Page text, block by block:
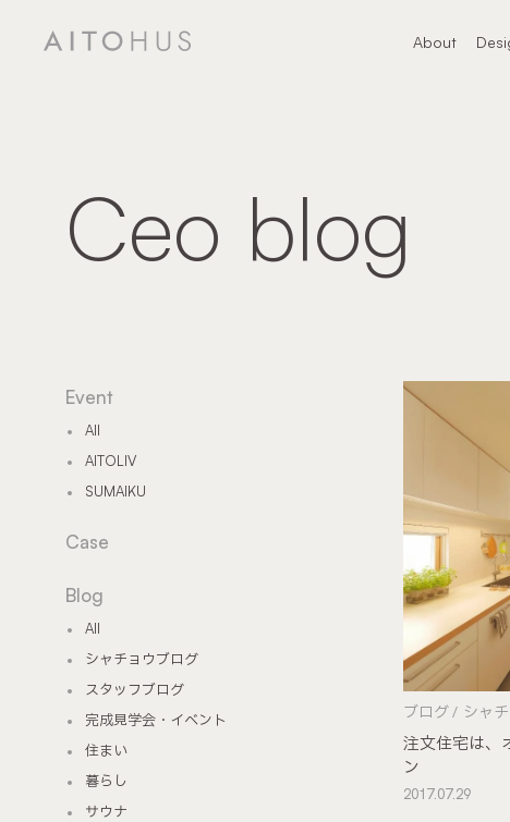
About
Ceo blog
注文住宅は、
ン
ブログ シャ
2017.07.29
Event
All
AITOLIV
SUMAIKU
Case
Blog
All
シャチョウブログ
スタッフブログ
完成見学会・イベント
住まい
暮らし
サウナ